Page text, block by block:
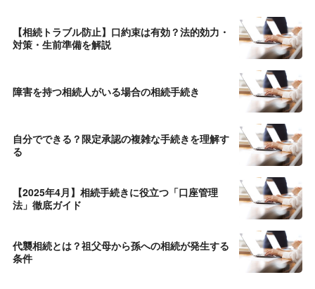
【相続トラブル防止】口約束は有効？法的効力・
対策・生前準備を解説
障害を持つ相続人がいる場合の相続手続き
自分でできる？限定承認の複雑な手続きを理解す
る
【2025年4月】相続手続きに役立つ「口座管理
法」徹底ガイド
代襲相続とは？祖父母から孫への相続が発生する
条件